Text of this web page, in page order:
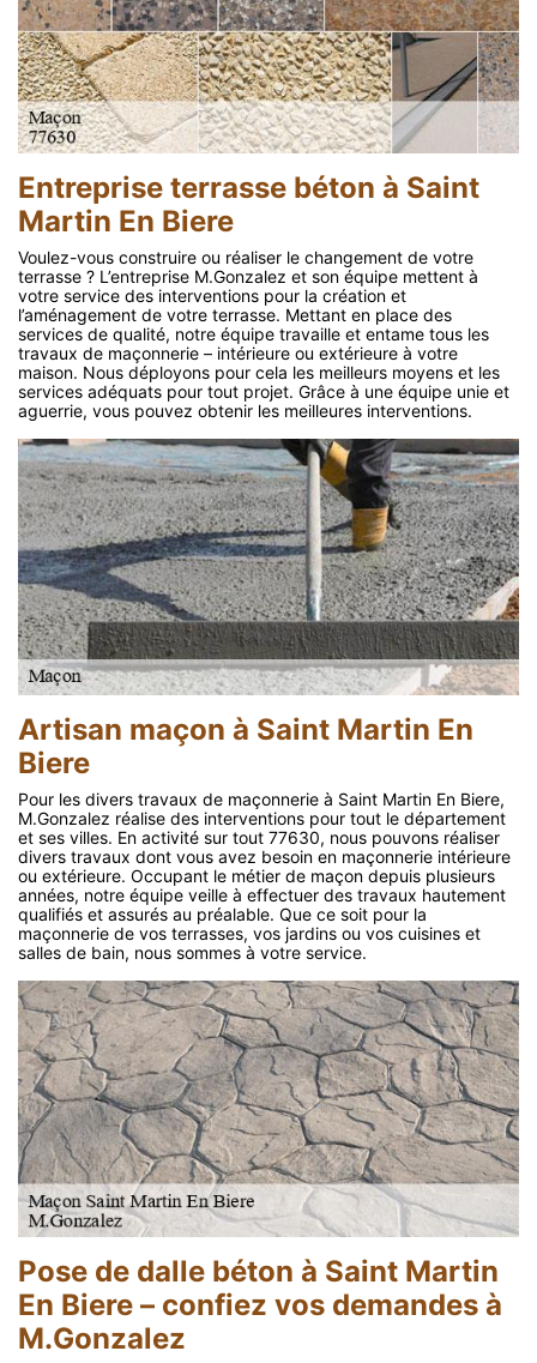
Entreprise terrasse béton à Saint
Martin En Biere
Voulez-vous construire ou réaliser le changement de votre
terrasse ? L’entreprise M.Gonzalez et son équipe mettent à
votre service des interventions pour la création et
l’aménagement de votre terrasse. Mettant en place des
services de qualité, notre équipe travaille et entame tous les
travaux de maçonnerie – intérieure ou extérieure à votre
maison. Nous déployons pour cela les meilleurs moyens et les
services adéquats pour tout projet. Grâce à une équipe unie et
aguerrie, vous pouvez obtenir les meilleures interventions.
Artisan maçon à Saint Martin En
Biere
Pour les divers travaux de maçonnerie à Saint Martin En Biere,
M.Gonzalez réalise des interventions pour tout le département
et ses villes. En activité sur tout 77630, nous pouvons réaliser
divers travaux dont vous avez besoin en maçonnerie intérieure
ou extérieure. Occupant le métier de maçon depuis plusieurs
années, notre équipe veille à effectuer des travaux hautement
qualifiés et assurés au préalable. Que ce soit pour la
maçonnerie de vos terrasses, vos jardins ou vos cuisines et
salles de bain, nous sommes à votre service.
Pose de dalle béton à Saint Martin
En Biere – confiez vos demandes à
M.Gonzalez